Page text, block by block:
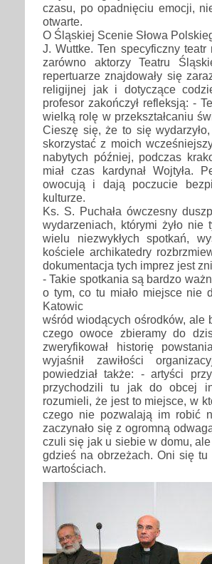
czasu, po opadnięciu emocji,
otwarte.
O Śląskiej Scenie Słowa
J. Wuttke. Ten specyficzny
zarówno aktorzy Teatru
repertuarze znajdowały się
religijnej jak i dotyczące
profesor zakończył refleksją: -
wielką rolę w przekształcaniu
Cieszę się, że to się
skorzystać z moich
nabytych później, podczas
miał czas kardynał Wojtyła.
owocują i dają poczucie
kulturze.
Ks. S. Puchała ówczesny
wydarzeniach, którymi żyło
wielu niezwykłych spotkań,
kościele archikatedry
dokumentacja tych imprez jest
- Takie spotkania są bardzo
o tym, co tu miało miejsce nie
Katowic
wśród wiodących ośrodków, ale
czego owoce zbieramy do
zweryfikował historię
wyjaśnił zawiłości
powiedział także: - artyści
przychodzili tu jak do obcej
rozumieli, że jest to miejsce, w
czego nie pozwalają im robić
zaczynało się z ogromną
czuli się jak u siebie w domu,
gdzieś na obrzeżach. Oni się
wartościach.